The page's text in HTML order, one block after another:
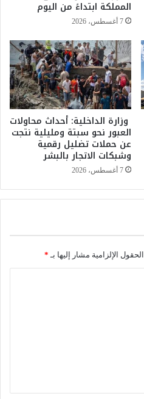
المملكة ابتداءً من اليوم
7 أغسطس، 2026
وزارة الداخلية: أحداث محاولات
العبور نحو سبتة ومليلية نتجت
عن حملات تضليل رقمية
وشبكات الاتجار بالبشر
7 أغسطس، 2026
الحقول الإلزامية مشار إليها بـ *